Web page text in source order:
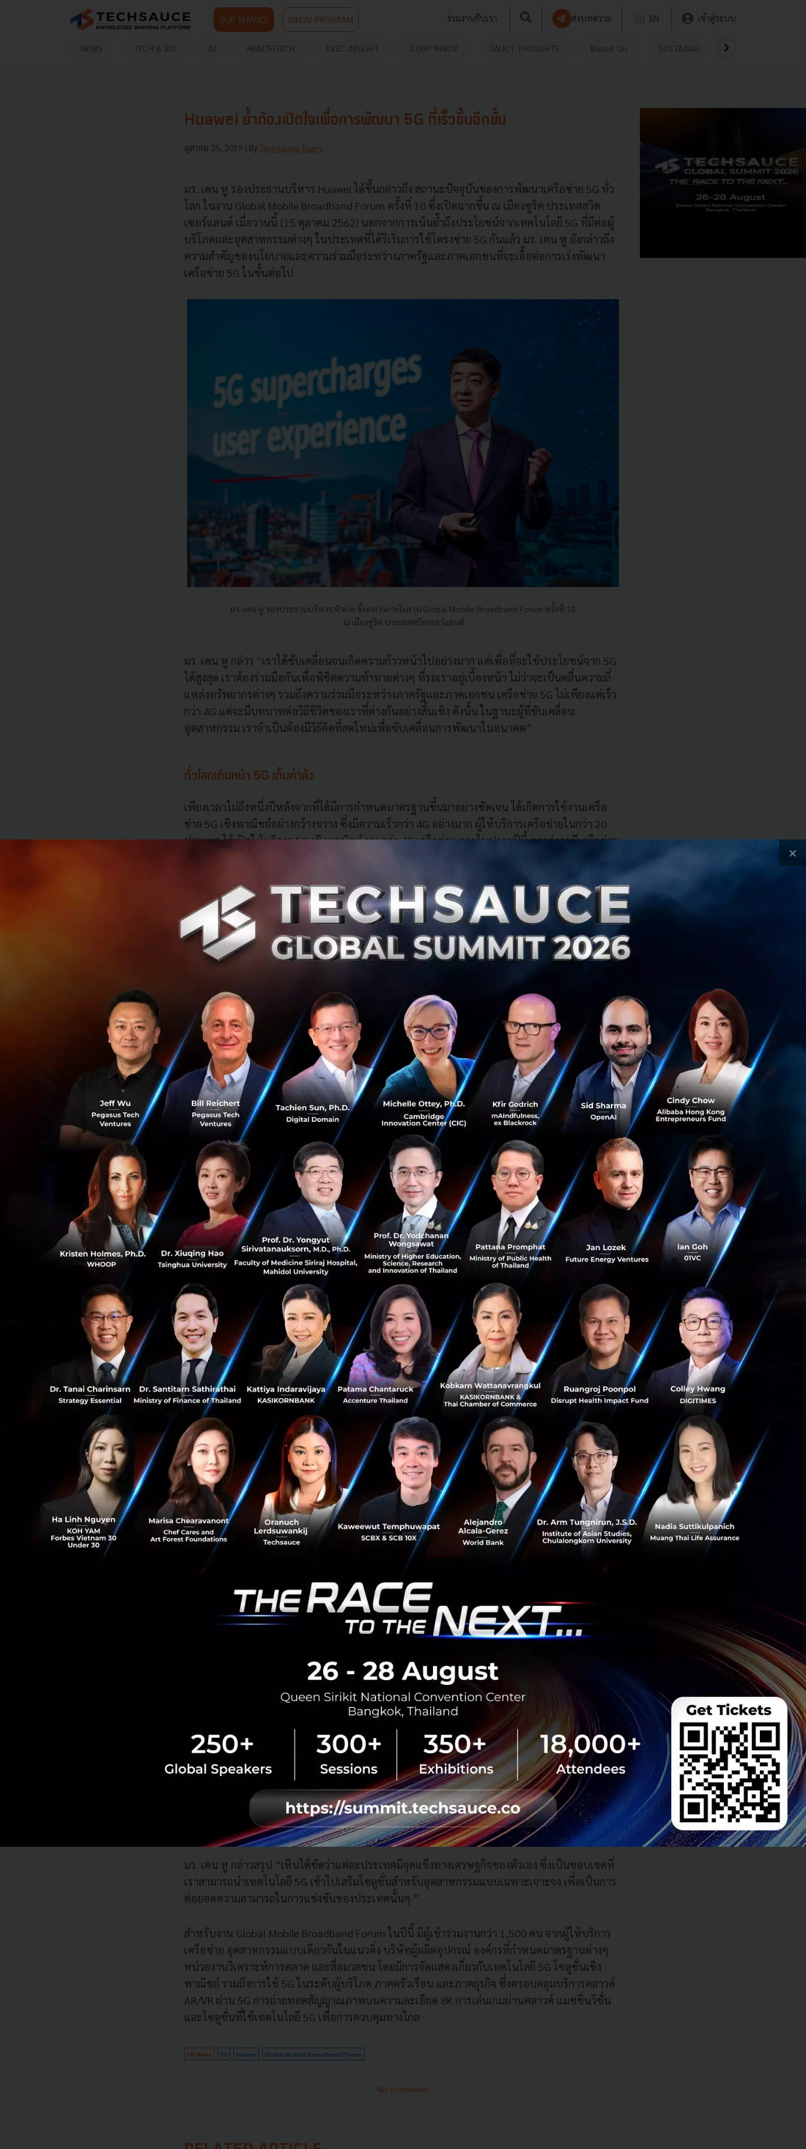
OUR SERVICE INNOV PROGRAM ร่วมงานกับเรา ส่งบทความ TH EN เข้าสู่ระบบ
NEWS TECH & BIZ AI HEALTHTECH EXEC INSIGHT CORP INNOV SAUCY THOUGHTS Based On SUSTAINABLE
0
35
Huawei ย้ำต้องเปิดใจเพื่อการพัฒนา 5G ที่เร็วขึ้นอีกขั้น
ตุลาคม 25, 2019 | By Techsauce Team
มร. เคน หู รองประธานบริหาร Huawei ได้ขึ้นกล่าวถึง สถานะปัจจุบันของการพัฒนาเครือข่าย 5G ทั่ว
โลก ในงาน Global Mobile Broadband Forum ครั้งที่ 10 ซึ่งเปิดฉากขึ้น ณ เมืองซูริค ประเทศสวิต
เซอร์แลนด์ เมื่อวานนี้ (15 ตุลาคม 2562) นอกจากการเน้นย้ำถึงประโยชน์จากเทคโนโลยี 5G ที่มีต่อผู้
บริโภคและอุตสาหกรรมต่างๆ ในประเทศที่ได้ริเริ่มการใช้โครงข่าย 5G กันแล้ว มร. เคน หู ยังกล่าวถึง
ความสำคัญของนโยบายและความร่วมมือระหว่างภาครัฐและภาคเอกชนที่จะเอื้อต่อการเร่งพัฒนา
เครือข่าย 5G ในขั้นต่อไป
มร. เคน หู รองประธานบริหาร หัวเว่ย ขึ้นกล่าวภายในงาน Global Mobile Broadband Forum ครั้งที่ 10
ณ เมืองซูริค ประเทศสวิตเซอร์แลนด์
มร. เคน หู กล่าว “เราได้ขับเคลื่อนจนเกิดความก้าวหน้าไปอย่างมาก แต่เพื่อที่จะใช้ประโยชน์จาก 5G
ได้สูงสุด เราต้องร่วมมือกันเพื่อพิชิตความท้าทายต่างๆ ที่รอเราอยู่เบื้องหน้า ไม่ว่าจะเป็นคลื่นความถี่
แหล่งทรัพยากรต่างๆ รวมถึงความร่วมมือระหว่างภาครัฐและภาคเอกชน เครือข่าย 5G ไม่เพียงแต่เร็ว
กว่า 4G แต่จะมีบทบาทต่อวิถีชีวิตของเราที่ต่างกันอย่างสิ้นเชิง ดังนั้น ในฐานะผู้ที่ขับเคลื่อน
อุตสาหกรรม เราจำเป็นต้องมีวิธีคิดที่สดใหม่เพื่อขับเคลื่อนการพัฒนาในอนาคต”
ทั่วโลกเดินหน้า 5G เต็มกำลัง
เพียงเวลาไม่ถึงหนึ่งปีหลังจากที่ได้มีการกำหนดมาตรฐานขึ้นมาอย่างชัดเจน ได้เกิดการใช้งานเครือ
ข่าย 5G เชิงพาณิชย์อย่างกว้างขวาง ซึ่งมีความเร็วกว่า 4G อย่างมาก ผู้ให้บริการเครือข่ายในกว่า 20
ประเทศ ได้เปิดให้บริการ 5G เชิงพาณิชย์ รวมกว่า 40 เครือข่าย ภายในปลายปีนี้ คาดว่าจะมีเครือข่าย
5G เปิดประสบการณ์ที่เหนือกว่าให้ผู้ใช้งานได้สัมผัสความเร็วสูงสุด โดยเกาหลีใต้เป็นประเทศแรกที่
เปิดให้บริการ 5G เชิงพาณิชย์ และตอนนี้มีผู้ใช้งานมากกว่า 3.5 ล้านรายสมัครใช้งานเครือข่าย 5G กับ
ผู้ให้บริการเครือข่ายในประเทศ ภายในช่วงเวลาเพียงไม่ถึงหกเดือน อัตราการเติบโตดังกล่าวมีผลมา
จากบริการใหม่ๆ ไม่ว่าจะเป็น AR/VR ที่ใช้เทคโนโลยี 5G และการถ่ายทอดสดกีฬาด้วยภาพคมชัด
ระดับเอชดีแบบ 360º บริการทั้ง 3 รูปแบบนี้ทำให้ผู้ใช้งาน 5G กลุ่มแรกเริ่มใช้ปริมาณดาต้าเพิ่มขึ้นถึง
นอกจากปริมาณการใช้ดาต้าที่เติบโตเพิ่มขึ้น ผู้ให้บริการเครือข่ายรายต่างๆ ยังมีช่องทางรายได้อื่นๆ
เพิ่มขึ้นด้วยเช่นกัน เช่น LG U ผู้ให้บริการเครือข่ายในเกาหลีใต้ได้เปิดตัวบริการด้าน VR/AR ซึ่งรวมอยู่
ในแพ็กเกจดาต้า 5Gแบบพรีเมียม และในช่วงเวลาเพียงสามเดือนหลังการเปิดให้บริการ 5G สัดส่วนผู้
ใช้งานแพ็กเกจดาต้าแบบพรีเมียมเพิ่มสูงขึ้นอย่างก้าวกระโดดจาก 3.1% เป็น 5.3%
นอกจากนี้ อุตสาหกรรมอื่นๆ ยังสร้างมูลค่าทางธุรกิจใหม่ๆ จากการเริ่มใช้งาน 5G ในระดับ
อุตสาหกรรม โดย มร. เคน หู กล่าวว่า “แอพพลิเคชั่น 5G เพื่อช่วยยกระดับทั้งด้านการสื่อสารความเร็ว
สูงบนโทรศัพท์มือถือ ด้านบันเทิง และด้านการผลิต ซึ่งได้เริ่มใช้งานกันไปบ้างแล้ว แม้เรายังบอกไม่ได้
ว่าแอพพลิเคชั่นนี้จะเป็นไปในรูปแบบใด ในอนาคต แต่ขณะนี้เราได้เห็นอย่างชัดเจนแล้วว่าทุก
อุตสาหกรรมต่างได้ประโยชน์จากเทคโนโลยี 5G”
นโยบายที่เอื้อต่อการพัฒนาคลื่นความถี่และไซท์กระจายสัญญาณ
มร. เคน หู ให้ข้อสังเกตว่า แหล่งจ่ายและต้นทุนของคลื่นความถี่เป็นสองความท้าทายหลักที่เรากำลัง
เผชิญ “เราหวังว่าภาครัฐจะสามารถจัดสรรทรัพยากรคลื่นความถี่ให้มากขึ้นและพิจารณารูปแบบการ
ตั้งราคาที่มีความยืดหยุ่นกว่าเดิม เพราะจะช่วยลดภาระรายจ่ายลงทุนเบื้องต้นให้แก่ผู้ให้บริการเครือ
ข่ายได้” นอกจากนี้ มร. เคน หู ยังเสนอแนะให้รัฐบาลในประเทศต่างๆ เริ่มวางแผนที่จะตอบรับความ
ต้องการในคลื่นความถี่ใหม่ให้ครอบคลุมภายใน 5-10 ปีข้างหน้านี้ พร้อมชี้ว่า คลื่นความถี่ในช่วง
6GHz เป็นจุดเริ่มต้นที่ดี
“อุตสาหกรรมของเราต้องการการสนับสนุนด้านทรัพยากรของไซท์สัญญาณเพิ่มขึ้นด้วย ปัจจุบัน
ต้นทุนยังสูงอยู่มาก ในขณะที่ไซท์สัญญาณไม่เพียงพอกับความต้องการเสมอ หน่วยงานกำกับดูแลควร
ริเริ่มและส่งเสริมให้มีการเปิดให้ใช้โครงสร้างพื้นฐานสาธารณะในรูปแบบของการแบ่งปัน รวมถึงออก
แนวทางสำหรับการก่อสร้างไซท์สัญญาณ”
มร. เคน หู กล่าวต่อว่า มหานครเซี่ยงไฮ้เป็นเมืองตัวอย่างที่รัฐบาลได้สร้างเสาไฟฟ้าอเนกประสงค์
มาตรฐานใหม่ ภายในปี 2020 เซี่ยงไฮ้จะติดตั้งเสาไฟฟ้ารูปแบบใหม่นี้ตลอดระยะทาง 500 กิโลเมตร
ของถนนสาธารณะ เพื่อเพิ่มแหล่งจ่ายสัญญาณ 5G อีก 30,000 แห่ง คิดเป็น 75% ของสถานีกระจาย
สัญญาณไร้สายทั่วเมืองที่มีอยู่ในปัจจุบัน
ส่วนในยุโรป กระทรวงต่างๆ ที่เกี่ยวข้องได้ทำงานร่วมกับผู้ให้บริการเครือข่ายโดยตรง เพื่อกำหนด
ความต้องการและระบุข้อบังคับในการใช้แหล่งจ่าย 5G และโครงสร้างพื้นฐานสาธารณะร่วมกัน (เช่น
ไฟจราจร ป้ายจราจร และป้ายรถเมล์) เพื่อลดต้นทุนให้ทุกภาคส่วนด้วยโครงสร้างพื้นฐานที่สามารถใช้
ขยายความร่วมมือระหว่างภาครัฐและภาคเอกชน
มร. เคน หู กล่าวปิดท้ายด้วยการเน้นย้ำถึงความสำคัญของความร่วมมือระหว่างภาครัฐและภาคเอกชน
“เรายังมีความท้าทายในด้านต่างๆ ไม่ว่าจะเป็นความรู้ความเข้าใจเกี่ยวกับองก์ความรู้ของภาค
อุตสาหกรรมแบบเดียวกันในแนวดิ่ง กรณีศึกษาตัวอย่าง และการพัฒนาให้สามารถทำเป็นธุรกิจได้ เรา
จึงจำเป็นต้องร่วมมือร่วมแรงกัน ด้วยการเปิดใจ ทำงานร่วมกันกับพันธมิตรในอุตสาหกรรม เพื่อหา
ปัญหาที่แท้จริงและค้นหาว่าอะไรที่ได้ผลหรือไม่ได้ผล ซึ่งจะช่วยให้เราสามารถใช้ศักยภาพของ 5G ได้
สูงสุด”
ในการส่งเสริมนวัตกรรมระหว่างภาครัฐและภาคเอกชนและความร่วมมือในระดับภูมิภาคที่กว้างขวาง
ขึ้น ็Huawei ได้เปิดศูนย์นวัตกรรมความร่วมมือ 5G สำหรับยุโรปเป็นแห่งแรกในเมืองซูริค ศูนย์นี้เกิด
จากความร่วมมือระหว่าง Huawei และซันไรส์ ซึ่งนับเป็นแพลตฟอร์มนวัตกรรมที่ช่วยให้ทั้งสองบริษัท
สามารถทำงานร่วมกันและพัฒนาโซลูชั่น 5G เฉพาะทางสำหรับภาคอุตสาหกรรม
มร. เคน หู กล่าวสรุป “เห็นได้ชัดว่าแต่ละประเทศมีจุดแข็งทางเศรษฐกิจของตัวเอง ซึ่งเป็นขอบเขตที่
เราสามารถนำเทคโนโลยี 5G เข้าไปเสริมโซลูชั่นสำหรับอุตสาหกรรมแบบเฉพาะเจาะจง เพื่อเป็นการ
ต่อยอดความสามารถในการแข่งขันของประเทศนั้นๆ ”
สำหรับงาน Global Mobile Broadband Forum ในปีนี้ มีผู้เข้าร่วมงานกว่า 1,500 คน จากผู้ให้บริการ
เครือข่าย อุตสาหกรรมแบบเดียวกันในแนวดิ่ง บริษัทผู้ผลิตอุปกรณ์ องค์กรที่กำหนดมาตรฐานต่างๆ
หน่วยงานวิเคราะห์การตลาด และสื่อมวลชน โดยมีการจัดแสดงเกี่ยวกับเทคโนโลยี 5G โซลูชั่นเชิง
พาณิชย์ รวมถึงการใช้ 5G ในระดับผู้บริโภค ภาคครัวเรือน และภาคธุรกิจ ซึ่งครอบคลุมบริการคลาวด์
AR/VR ผ่าน 5G การถ่ายทอดสัญญาณภาพบนความละเอียด 8K การเล่นเกมผ่านคลาวด์ แมชชีนวิชั่น
และโซลูชั่นที่ใช้เทคโนโลยี 5G เพื่อการควบคุมทางไกล
PR News 5G huawei Global Mobile Broadband Forum
No comment
×